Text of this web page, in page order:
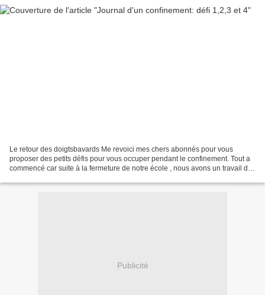
Le retour des doigtsbavards Me revoici mes chers abonnés pour vous
proposer des petits défis pour vous occuper pendant le confinement. Tout a
commencé car suite à la fermeture de notre école , nous avons un travail de
Publicité